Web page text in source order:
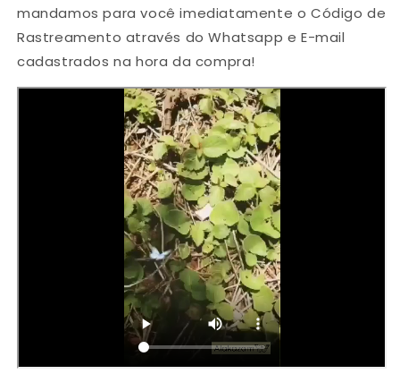
mandamos para você imediatamente o Código de
Rastreamento através do Whatsapp e E-mail
cadastrados na hora da compra!